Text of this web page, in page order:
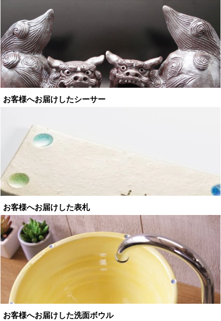
お客様へお届けしたシーサー
お客様へお届けした表札
お客様へお届けした洗面ボウル